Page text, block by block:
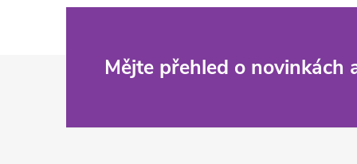
Mějte přehled o novinkách